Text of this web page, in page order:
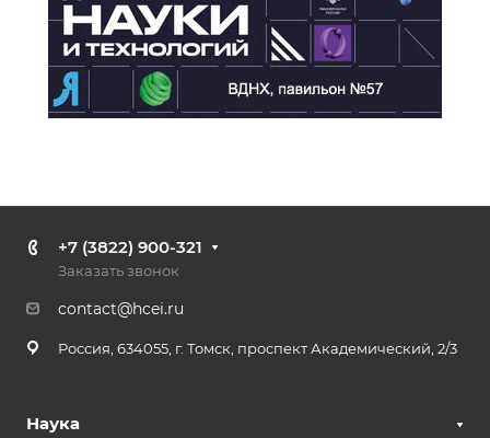
+7 (3822) 900-321
Заказать звонок
contact@hcei.ru
Россия, 634055, г. Томск, проспект Академический, 2/3
Наука